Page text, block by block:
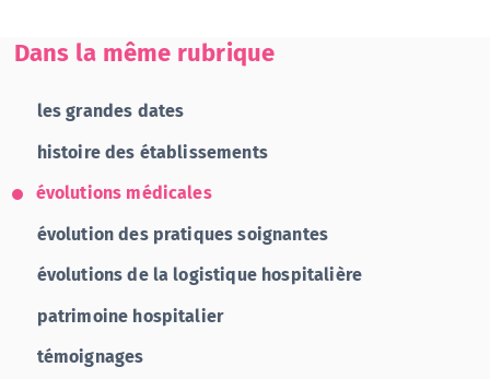
Dans la même rubrique
les grandes dates
histoire des établissements
évolutions médicales
évolution des pratiques soignantes
évolutions de la logistique hospitalière
patrimoine hospitalier
témoignages